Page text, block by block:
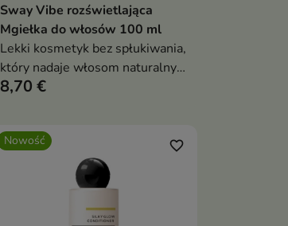
Dodaj do koszyka
Sway Vibe rozświetlająca
Mgiełka do włosów 100 ml
Lekki kosmetyk bez spłukiwania,
który nadaje włosom naturalny
blask i zdrowy wygląd.
8,70 €
Nowość favorite_border